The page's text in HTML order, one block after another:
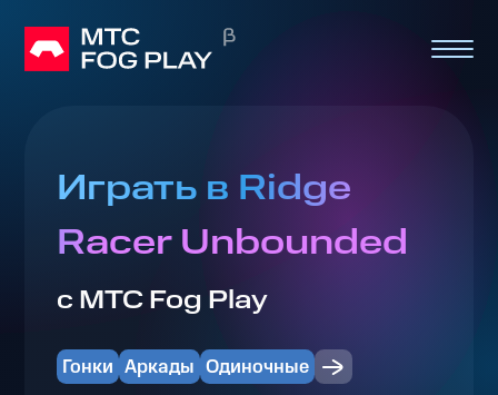
Играть в Ridge
Racer Unbounded
с МТС Fog Play
Гонки Аркады Одиночные